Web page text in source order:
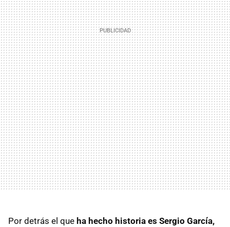
Por detrás el que ha hecho historia es Sergio García,